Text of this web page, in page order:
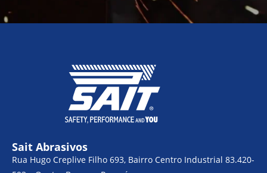
Sait Abrasivos
Rua Hugo Creplive Filho 693, Bairro Centro Industrial 83.420-